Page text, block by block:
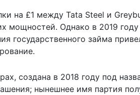
на £1 между Tata Steel и
мощностей. Однако в 2019
государственного займа
создана в 2018 году под
нынешнее имя партия